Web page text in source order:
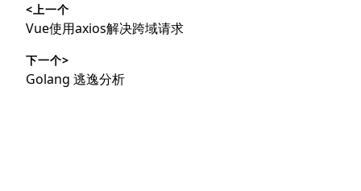
章
导
航
<上一个
上
文
章：
Vue使用axios解决跨域请求
下一个>
下
Golang 逃逸分析